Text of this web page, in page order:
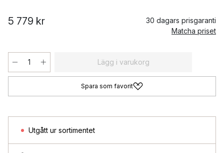
5 779 kr
30 dagars prisgaranti
Matcha priset
Lägg i varukorg
Spara som favorit
Utgått ur sortimentet